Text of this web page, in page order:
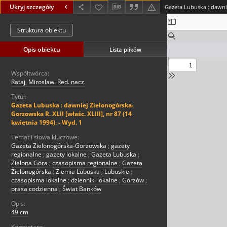
Ukryj szczegóły
Struktura obiektu
Opis obiektu Lista plików
Współtwórca:
Rataj, Mirosław. Red. nacz.
Tytuł:
Gazeta Lubuska : dawniej Zielonogórska-
Gorzowska R. XLII [właśc. XLIII], nr 87 (14
kwietnia 1994). - Wyd. 1
Temat i słowa kluczowe:
Gazeta Zielonogórska-Gorzowska ; gazety
regionalne ; gazety lokalne ; Gazeta Lubuska ;
Zielona Góra ; czasopisma regionalne ; Gazeta
Zielonogórska ; Ziemia Lubuska ; Lubuskie ;
czasopisma lokalne ; dzienniki lokalne ; Gorzów ;
prasa codzienna ; Świat Banków
Opis:
49 cm